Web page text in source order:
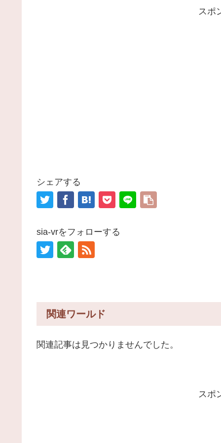
スポ
シェアする
sia-vrをフォローする
関連ワールド
関連記事は見つかりませんでした。
スポ